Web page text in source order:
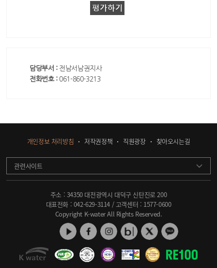
담당부서 : 전남서남권지사
전화번호 : 061-860-3213
개인정보 처리방침 저작권정책 직원광장 찾아오시는길
관련사이트
주소 : 34350 대전광역시 대덕구 신탄진로 200
대표전화 : 042-629-3114 / 고객센터 : 1577-0600
Copyright K-water All Rights Reserved.